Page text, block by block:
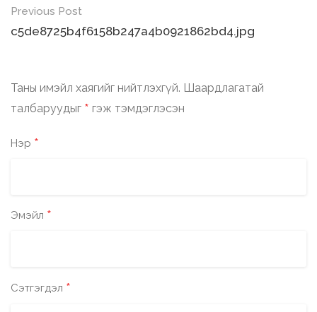
Post
navigation
Previous Post
c5de8725b4f6158b247a4b0921862bd4.jpg
Таны имэйл хаягийг нийтлэхгүй. Шаардлагатай
талбаруудыг * гэж тэмдэглэсэн
Нэр *
Эмэйл *
Сэтгэгдэл *